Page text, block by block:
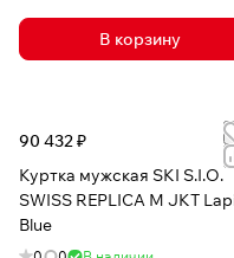
В корзину
90 432 ₽
Куртка мужская SKI S.I.O.
SWISS REPLICA M JKT
Blue